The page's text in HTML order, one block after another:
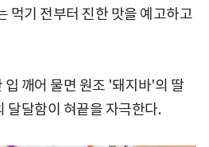
먹기 전부터 진한 맛을 예고하고
깨어 물면 원조 '돼지바'의 딸
달달함이 혀끝을 자극한다.